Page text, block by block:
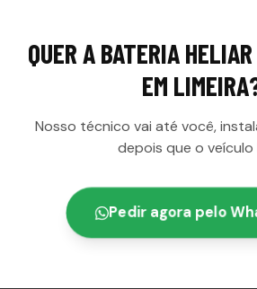
QUER ABATERIA
EM LIMEIRA
Nosso técnico vai até você,
depois que o veículo
Pedir agora pelo